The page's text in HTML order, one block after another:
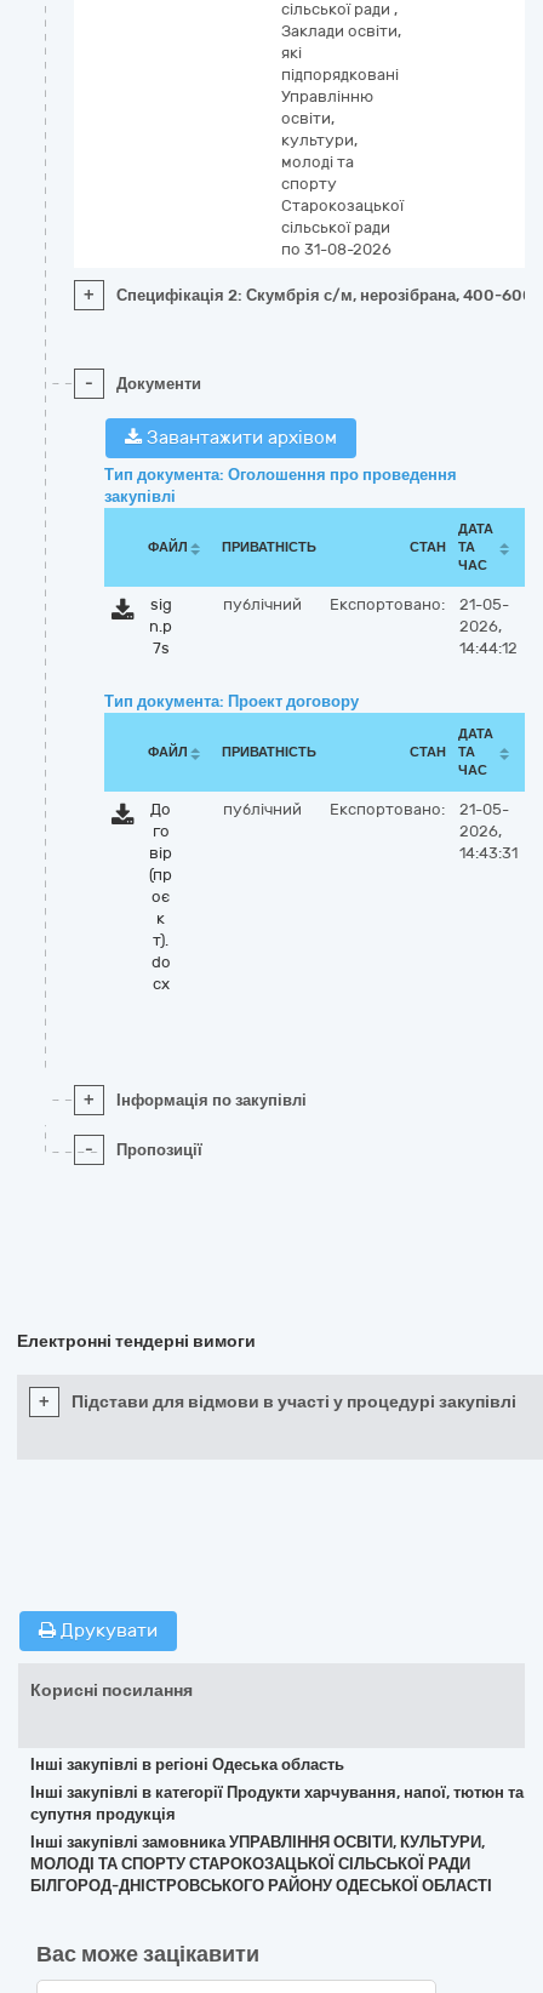
сільської ради ,
Заклади освіти,
які
підпорядковані
Управлінню
освіти,
культури,
молоді та
спорту
Старокозацької
сільської ради
по 31-08-2026
+ Специфікація 2: Скумбрія с/м, нерозібрана, 400-
- Документи
Завантажити архівом
Тип документа: Оголошення про проведення
закупівлі
ФАЙЛ ПРИВАТНІСТЬ СТАН
ДАТА
ТА
ЧАС
sig
n.p
7s
публічний Експортовано:
21-05-
2026,
14:44:12
Тип документа: Проект договору
ФАЙЛ ПРИВАТНІСТЬ СТАН
ДАТА
ТА
ЧАС
До
го
вір
(пр
оє
к
т).
do
cx
публічний Експортовано:
21-05-
2026,
14:43:31
+ Інформація по закупівлі
- Пропозиції
Електронні тендерні вимоги
+ Підстави для відмови в участі у процедурі закупівлі
Друкувати
Корисні посилання
Інші закупівлі в регіоні Одеська область
Інші закупівлі в категорії Продукти харчування, напої, тютюн та
супутня продукція
Інші закупівлі замовника УПРАВЛІННЯ ОСВІТИ, КУЛЬТУРИ,
МОЛОДІ ТА СПОРТУ СТАРОКОЗАЦЬКОЇ СІЛЬСЬКОЇ РАДИ
БІЛГОРОД-ДНІСТРОВСЬКОГО РАЙОНУ ОДЕСЬКОЇ ОБЛАСТІ
Вас може зацікавити